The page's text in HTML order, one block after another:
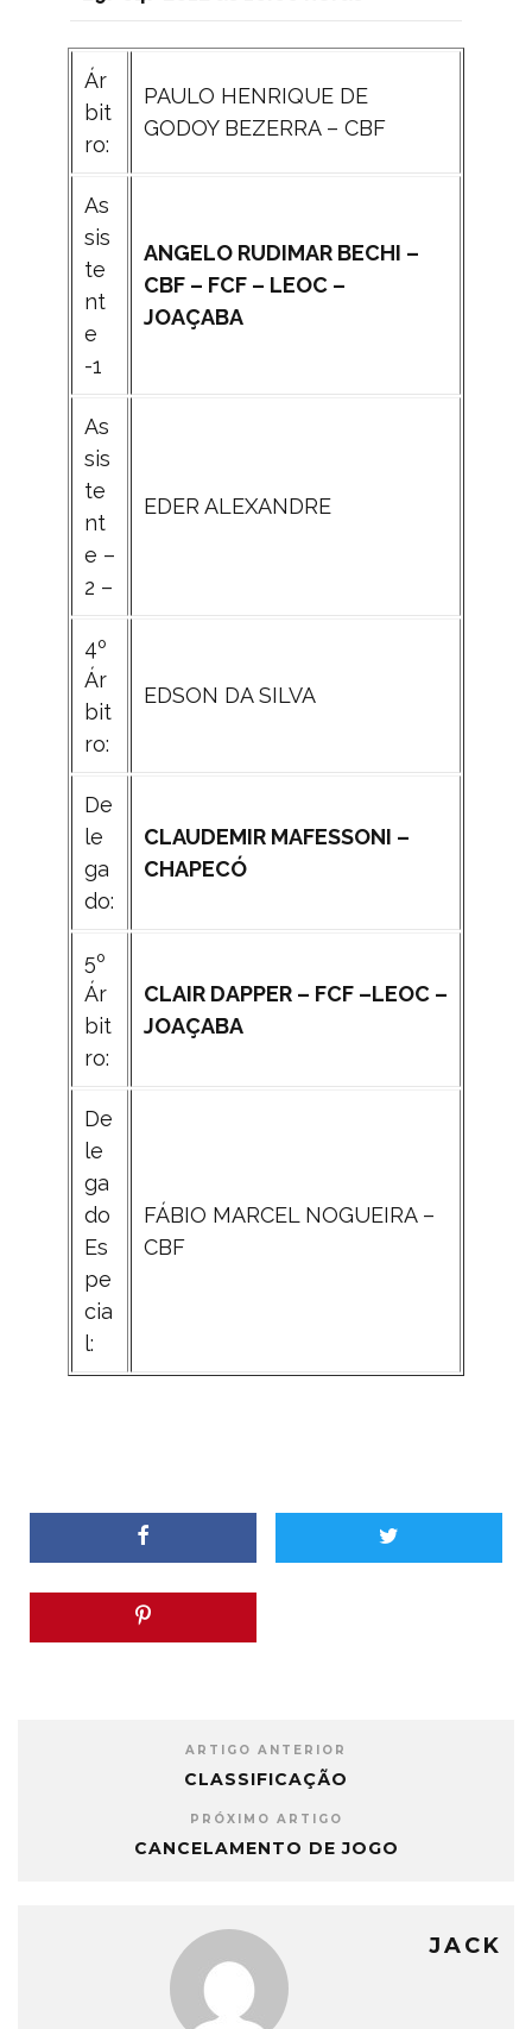
Ár
bit
ro:
PAULO HENRIQUE DE
GODOY BEZERRA – CBF
As
sis
te
nt
e
-1
ANGELO RUDIMAR BECHI –
CBF – FCF – LEOC –
JOAÇABA
As
sis
te
nt
e –
2 –
EDER ALEXANDRE
4º
Ár
bit
ro:
EDSON DA SILVA
De
le
ga
do:
CLAUDEMIR MAFESSONI –
CHAPECÓ
5º
Ár
bit
ro:
CLAIR DAPPER – FCF –LEOC –
JOAÇABA
De
le
ga
do
Es
pe
cia
l:
FÁBIO MARCEL NOGUEIRA –
CBF
ARTIGO ANTERIOR
CLASSIFICAÇÃO
PRÓXIMO ARTIGO
CANCELAMENTO DE JOGO
JACK